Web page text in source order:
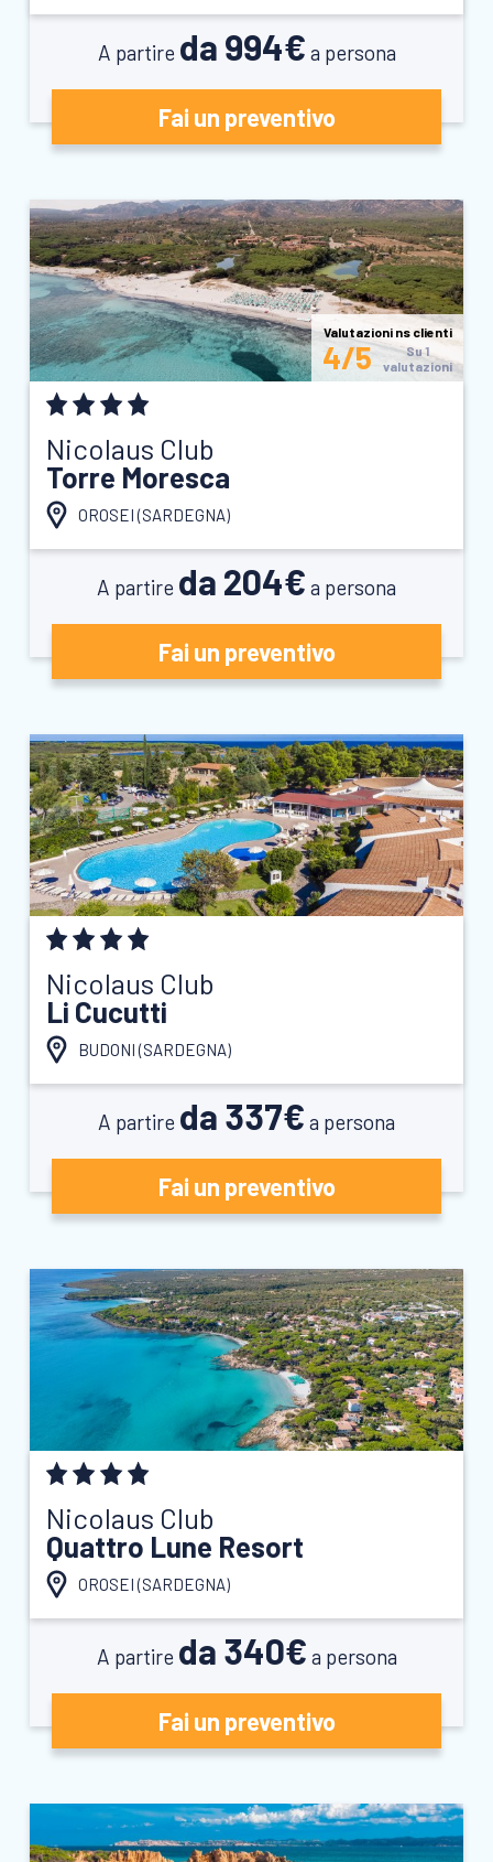
A partire da 994€ a persona
Fai un preventivo
Valutazioni ns clienti
4/5
Su 1
valutazioni
Nicolaus Club
Torre Moresca
OROSEI (SARDEGNA)
A partire da 204€ a persona
Fai un preventivo
Nicolaus Club
Li Cucutti
BUDONI (SARDEGNA)
A partire da 337€ a persona
Fai un preventivo
Nicolaus Club
Quattro Lune Resort
OROSEI (SARDEGNA)
A partire da 340€ a persona
Fai un preventivo